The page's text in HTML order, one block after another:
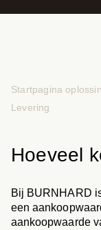
Startpagina
Levering
Hoeveel
Bij BURNHARD
een
aankoopwaarde